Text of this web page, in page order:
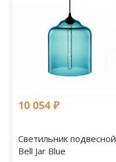
10 054 ₽
Светильник подвесной
Bell Jar Blue